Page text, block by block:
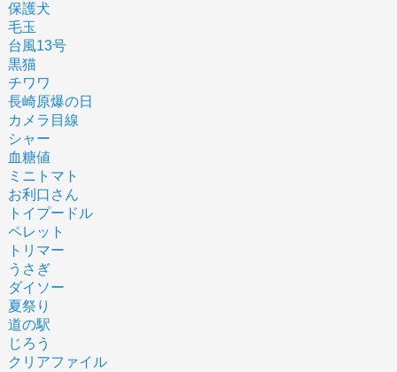
保護犬
毛玉
台風13号
黒猫
チワワ
長崎原爆の日
カメラ目線
シャー
血糖値
ミニトマト
お利口さん
トイプードル
ペレット
トリマー
うさぎ
ダイソー
夏祭り
道の駅
じろう
クリアファイル